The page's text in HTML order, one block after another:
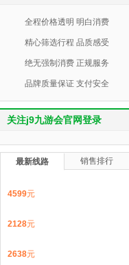
全程价格透明 明白消费
精心筛选行程 品质感受
绝无强制消费 正规服务
品牌质量保证 支付安全
关注j9九游会官网登录
最新线路 销售排行
4599元
2128元
2638元